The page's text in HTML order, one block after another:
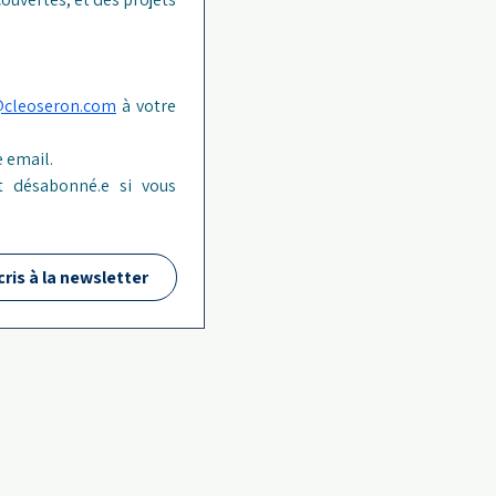
à votre
email.
si vous
à la newsletter